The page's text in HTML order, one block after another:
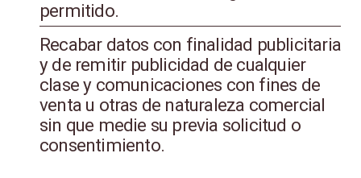
permitido.
Recabar datos con finalidad publicitaria
y de remitir publicidad de cualquier
clase y comunicaciones con fines de
venta u otras de naturaleza comercial
sin que medie su previa solicitud o
consentimiento.